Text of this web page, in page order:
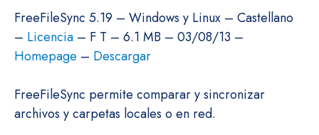
FreeFileSync 5.19 – Windows y Linux – Castellano
– Licencia – F T – 6.1 MB – 03/08/13 –
Homepage – Descargar
FreeFileSync permite comparar y sincronizar
archivos y carpetas locales o en red.